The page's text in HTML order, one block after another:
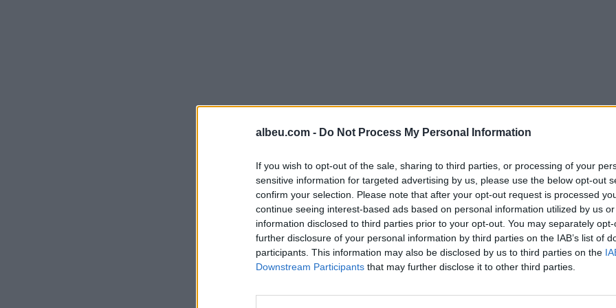
albeu.com - Do Not Process My Personal Information
If you wish to opt-out of the sale, sharing to third parties, or processing of your
sensitive information for targeted advertising by us, please use the below opt-out
confirm your selection. Please note that after your opt-out request is processed
continue seeing interest-based ads based on personal information utilized by us
information disclosed to third parties prior to your opt-out. You may separately
further disclosure of your personal information by third parties on the IAB’s list of
participants. This information may also be disclosed by us to third parties on the
Downstream Participants that may further disclose it to other third parties.